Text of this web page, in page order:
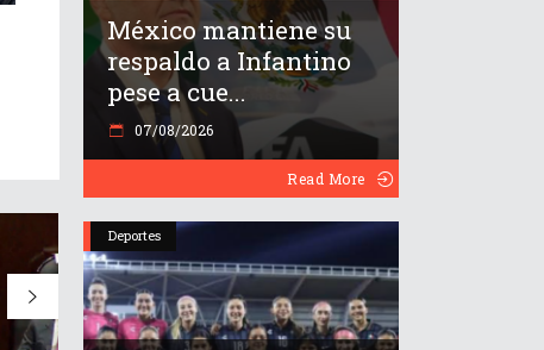
México mantiene su
respaldo a Infantino
pese a cue...
07/08/2026
Read More
Deportes